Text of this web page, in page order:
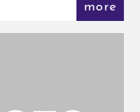
more